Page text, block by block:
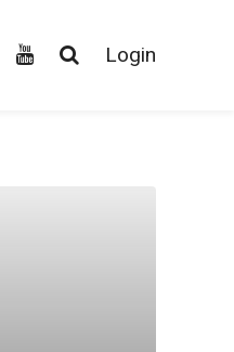
Login